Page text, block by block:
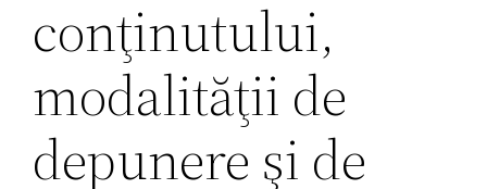
conţinutului,
modalităţii de
depunere şi de